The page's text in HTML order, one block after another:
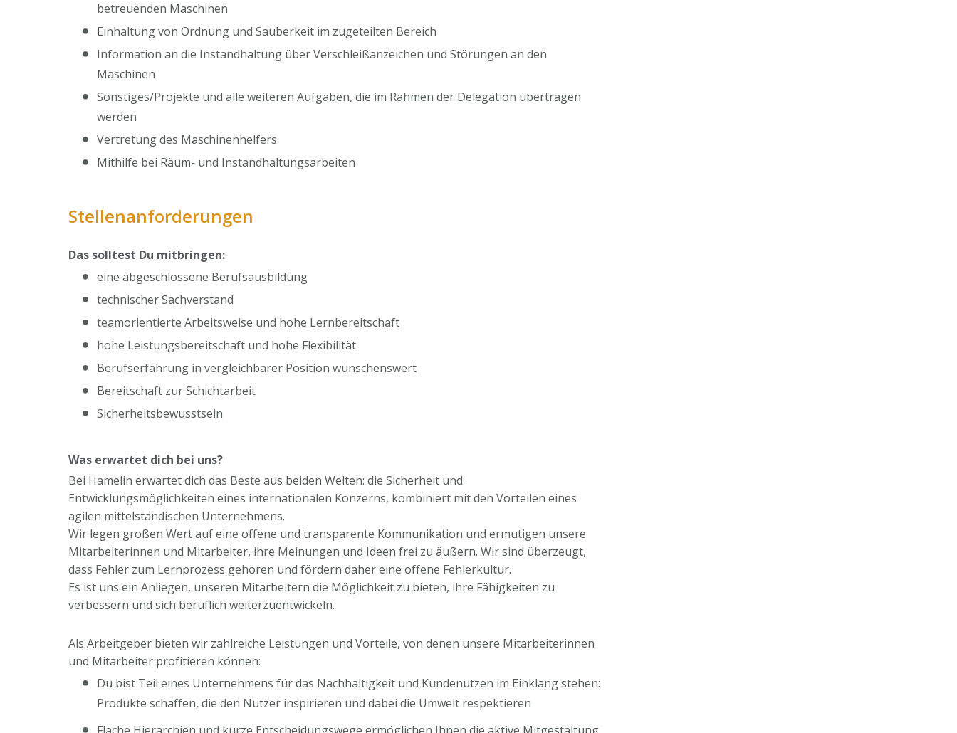
betreuenden Maschinen
Einhaltung von Ordnung und Sauberkeit im zugeteilten Bereich
Information an die Instandhaltung über Verschleißanzeichen und Störungen an den
Maschinen
Sonstiges/Projekte und alle weiteren Aufgaben, die im Rahmen der Delegation übertragen
werden
Vertretung des Maschinenhelfers
Mithilfe bei Räum- und Instandhaltungsarbeiten
Stellenanforderungen
Das solltest Du mitbringen:
eine abgeschlossene Berufsausbildung
technischer Sachverstand
teamorientierte Arbeitsweise und hohe Lernbereitschaft
hohe Leistungsbereitschaft und hohe Flexibilität
Berufserfahrung in vergleichbarer Position wünschenswert
Bereitschaft zur Schichtarbeit
Sicherheitsbewusstsein
Was erwartet dich bei uns?
Bei Hamelin erwartet dich das Beste aus beiden Welten: die Sicherheit und
Entwicklungsmöglichkeiten eines internationalen Konzerns, kombiniert mit den Vorteilen eines
agilen mittelständischen Unternehmens.
Wir legen großen Wert auf eine offene und transparente Kommunikation und ermutigen unsere
Mitarbeiterinnen und Mitarbeiter, ihre Meinungen und Ideen frei zu äußern. Wir sind überzeugt,
dass Fehler zum Lernprozess gehören und fördern daher eine offene Fehlerkultur.
Es ist uns ein Anliegen, unseren Mitarbeitern die Möglichkeit zu bieten, ihre Fähigkeiten zu
verbessern und sich beruflich weiterzuentwickeln.
Als Arbeitgeber bieten wir zahlreiche Leistungen und Vorteile, von denen unsere Mitarbeiterinnen
und Mitarbeiter profitieren können:
Du bist Teil eines Unternehmens für das Nachhaltigkeit und Kundenutzen im Einklang stehen:
Produkte schaffen, die den Nutzer inspirieren und dabei die Umwelt respektieren